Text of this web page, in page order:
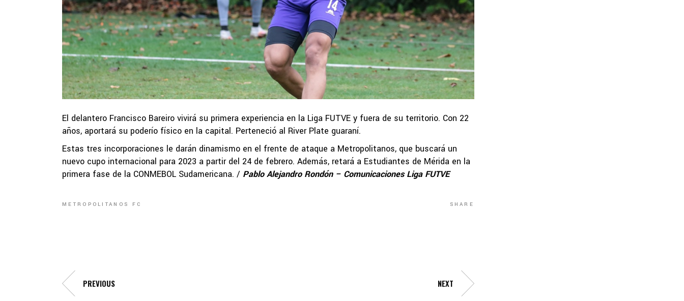
El delantero Francisco Bareiro vivirá su primera experiencia en la Liga FUTVE y fuera de su territorio. Con 22
años, aportará su poderío físico en la capital. Perteneció al River Plate guaraní.
Estas tres incorporaciones le darán dinamismo en el frente de ataque a Metropolitanos, que buscará un
nuevo cupo internacional para 2023 a partir del 24 de febrero. Además, retará a Estudiantes de Mérida en la
primera fase de la CONMEBOL Sudamericana. / Pablo Alejandro Rondón – Comunicaciones Liga FUTVE
METROPOLITANOS FC SHARE
PREVIOUS NEXT